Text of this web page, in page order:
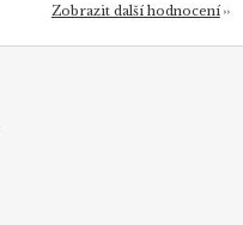
Zobrazit další hodnocení